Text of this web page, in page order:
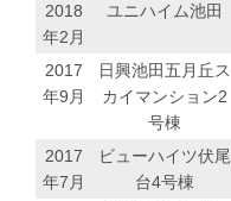
2018
年2月
ユニハイム池田
2017
年9月
日興池田五月丘ス
カイマンション2
号棟
2017
年7月
ビューハイツ伏尾
台4号棟